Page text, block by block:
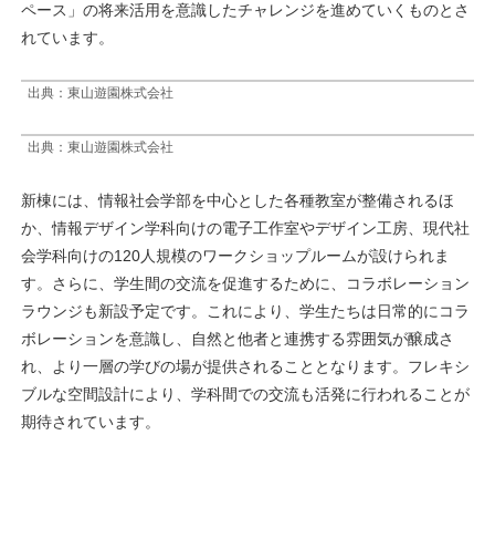
ペース」の将来活用を意識したチャレンジを進めていくものとさ
れています。
出典：東山遊園株式会社
出典：東山遊園株式会社
新棟には、情報社会学部を中心とした各種教室が整備されるほ
か、情報デザイン学科向けの電子工作室やデザイン工房、現代社
会学科向けの120人規模のワークショップルームが設けられま
す。さらに、学生間の交流を促進するために、コラボレーション
ラウンジも新設予定です。これにより、学生たちは日常的にコラ
ボレーションを意識し、自然と他者と連携する雰囲気が醸成さ
れ、より一層の学びの場が提供されることとなります。フレキシ
ブルな空間設計により、学科間での交流も活発に行われることが
期待されています。